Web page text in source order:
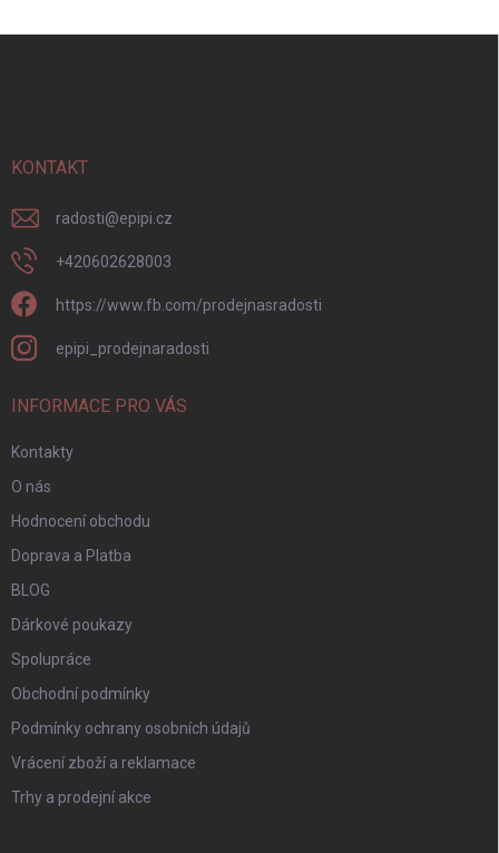
KONTAKT
radosti@epipi.cz
+420602628003
https://www.fb.com/prodejnasradosti
epipi_prodejnaradosti
INFORMACE PRO VÁS
Kontakty
O nás
Hodnocení obchodu
Doprava a Platba
BLOG
Dárkové poukazy
Spolupráce
Obchodní podmínky
Podmínky ochrany osobních údajů
Vrácení zboží a reklamace
Trhy a prodejní akce